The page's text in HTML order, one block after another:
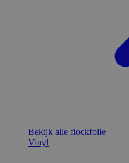
Bekijk alle flockfolie
Vinyl